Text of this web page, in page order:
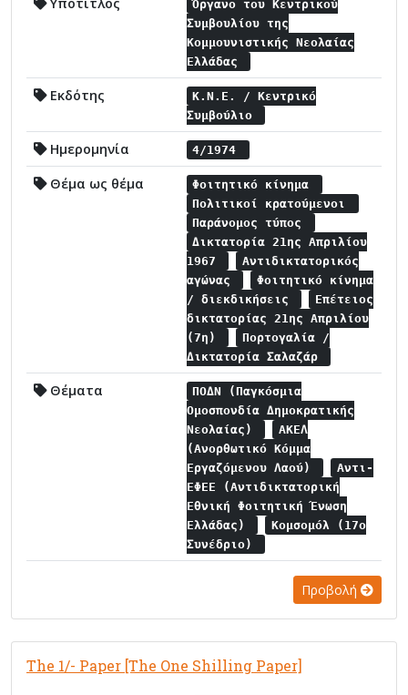
Όργανο του Κεντρικού
Συμβουλίου της
Κομμουνιστικής Νεολαίας
Ελλάδας
Εκδότης
Κ.Ν.Ε. / Κεντρικό
Συμβούλιο
Ημερομηνία 4/1974
Θέμα ως θέμα
Φοιτητικό κίνημα
Πολιτικοί κρατούμενοι
Παράνομος τύπος
Δικτατορία 21ης Απριλίου
1967
Αντιδικτατορικός
αγώνας
Φοιτητικό κίνημα
/ διεκδικήσεις
Επέτειος
δικτατορίας 21ης Απριλίου
(7η)
Πορτογαλία /
Δικτατορία Σαλαζάρ
Θέματα
ΠΟΔΝ (Παγκόσμια
Ομοσπονδία Δημοκρατικής
Νεολαίας)
ΑΚΕΛ
(Ανορθωτικό Κόμμα
Εργαζόμενου Λαού)
Αντι-
ΕΦΕΕ (Αντιδικτατορική
Εθνική Φοιτητική Ένωση
Ελλάδας)
Κομσομόλ (17ο
Συνέδριο)
Προβολή
The 1/- Paper [The One Shilling Paper]